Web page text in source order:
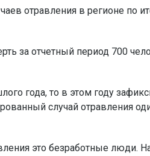
отравления в регионе по
за отчетный период 700
года, то в этом году
случай отравления
это безработные люди.